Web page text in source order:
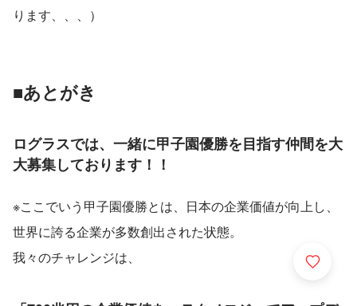
ります、、、）
■あとがき
ログラスでは、一緒に甲子園優勝を目指す仲間を大
大募集しております！！
※ここでいう甲子園優勝とは、日本の企業価値が向上し、
世界に誇る企業が多数創出された状態。
我々のチャレンジは、